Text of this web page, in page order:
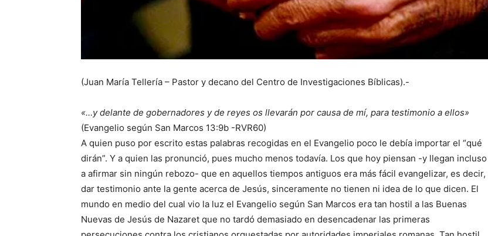
(Juan María Tellería – Pastor y decano del Centro de Investigaciones Bíblicas).-
«…y delante de gobernadores y de reyes os llevarán por causa de mí, para testimonio a ellos»
(Evangelio según San Marcos 13:9b -RVR60)
A quien puso por escrito estas palabras recogidas en el Evangelio poco le debía importar el “qué
dirán”. Y a quien las pronunció, pues mucho menos todavía. Los que hoy piensan -y llegan incluso
a afirmar sin ningún rebozo- que en aquellos tiempos antiguos era más fácil evangelizar, es decir,
dar testimonio ante la gente acerca de Jesús, sinceramente no tienen ni idea de lo que dicen. El
mundo en medio del cual vio la luz el Evangelio según San Marcos era tan hostil a las Buenas
Nuevas de Jesús de Nazaret que no tardó demasiado en desencadenar las primeras